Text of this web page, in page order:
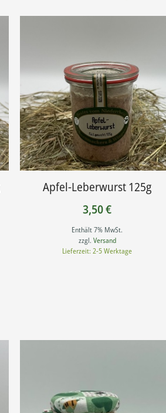
Apfel-Leberwurst 125g
3,50€
Enthält 7% MwSt.
zzgl. Versand
Lieferzeit: 2-5 Werktage